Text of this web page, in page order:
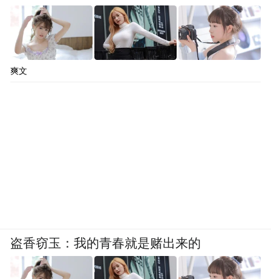
爽文
盗香窃玉：我的青春就是赌出来的